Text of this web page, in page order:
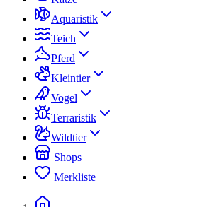
Aquaristik
Teich
Pferd
Kleintier
Vogel
Terraristik
Wildtier
Shops
Merkliste